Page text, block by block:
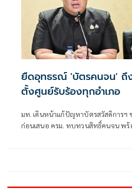
ยืดอุทธรณ์ 'บัตรคนจน' ถึ
ตั้งศูนย์รับร้องทุกอำเภอ
มท. เดินหน้าแก้ปัญหาบัตรสวัสดิการฯ
ก่อนเสนอ ครม. ทบทวนสิทธิ์คนจน พร้